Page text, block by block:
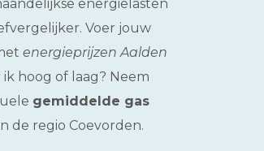
energielasten
Voer jouw
energieprijzen Aalden
hoog of laag? Neem
gemiddelde gas
de regio Coevorden.